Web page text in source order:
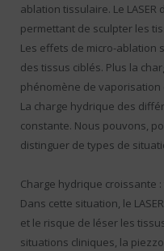
ablation tissulaire. Le
permettant de sculpter les
Les effets de micro-ablation
des tissus ciblés. Plus la
phénomène de vaporisation
La charge hydrique des
constante. Nous pouvons,
distinguer de types de
Charge hydrique croissante
Dans cette situation, le
et le risque de léser les
situations cliniques, la